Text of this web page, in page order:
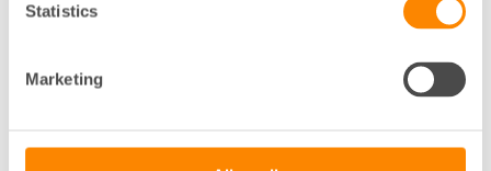
Statistics
Marketing016-17 22 65